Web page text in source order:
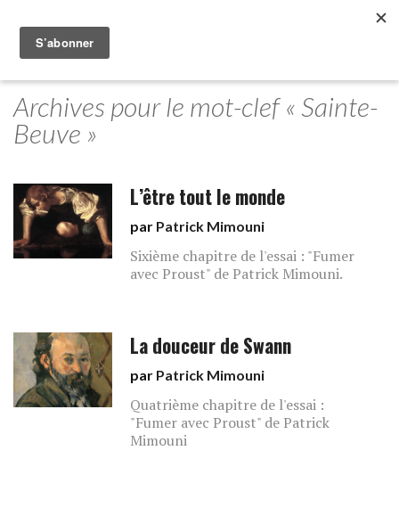
Archives pour le mot-clef « Sainte-
Beuve »
L’être tout le monde
par Patrick Mimouni
Sixième chapitre de l'essai : "Fumer
avec Proust" de Patrick Mimouni.
La douceur de Swann
par Patrick Mimouni
Quatrième chapitre de l'essai :
"Fumer avec Proust" de Patrick
Mimouni